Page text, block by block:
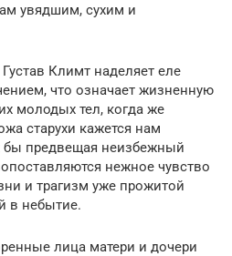
увядшим, сухим и
Климт наделяет еле
что означает жизненную
молодых тел, когда же
старухи кажется нам
бы предвещая неизбежный
нежное чувство
и трагизм уже прожитой
в небытие.
лица матери и дочери